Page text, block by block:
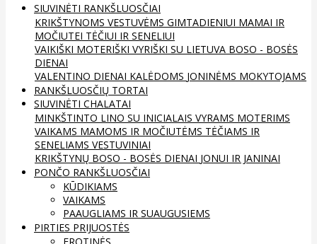
SIUVINĖTI RANKŠLUOSČIAI
KRIKŠTYNOMS VESTUVĖMS GIMTADIENIUI MAMAI IR
MOČIUTEI TĖČIUI IR SENELIUI
VAIKIŠKI MOTERIŠKI VYRIŠKI SU LIETUVA BOSO - BOSĖS
DIENAI
VALENTINO DIENAI KALĖDOMS JONINĖMS MOKYTOJAMS
RANKŠLUOSČIŲ TORTAI
SIUVINĖTI CHALATAI
MINKŠTINTO LINO SU INICIALAIS VYRAMS MOTERIMS
VAIKAMS MAMOMS IR MOČIUTĖMS TĖČIAMS IR
SENELIAMS VESTUVINIAI
KRIKŠTYNŲ BOSO - BOSĖS DIENAI JONUI IR JANINAI
PONČO RANKŠLUOSČIAI
KŪDIKIAMS
VAIKAMS
PAAUGLIAMS IR SUAUGUSIEMS
PIRTIES PRIJUOSTĖS
FROTINĖS